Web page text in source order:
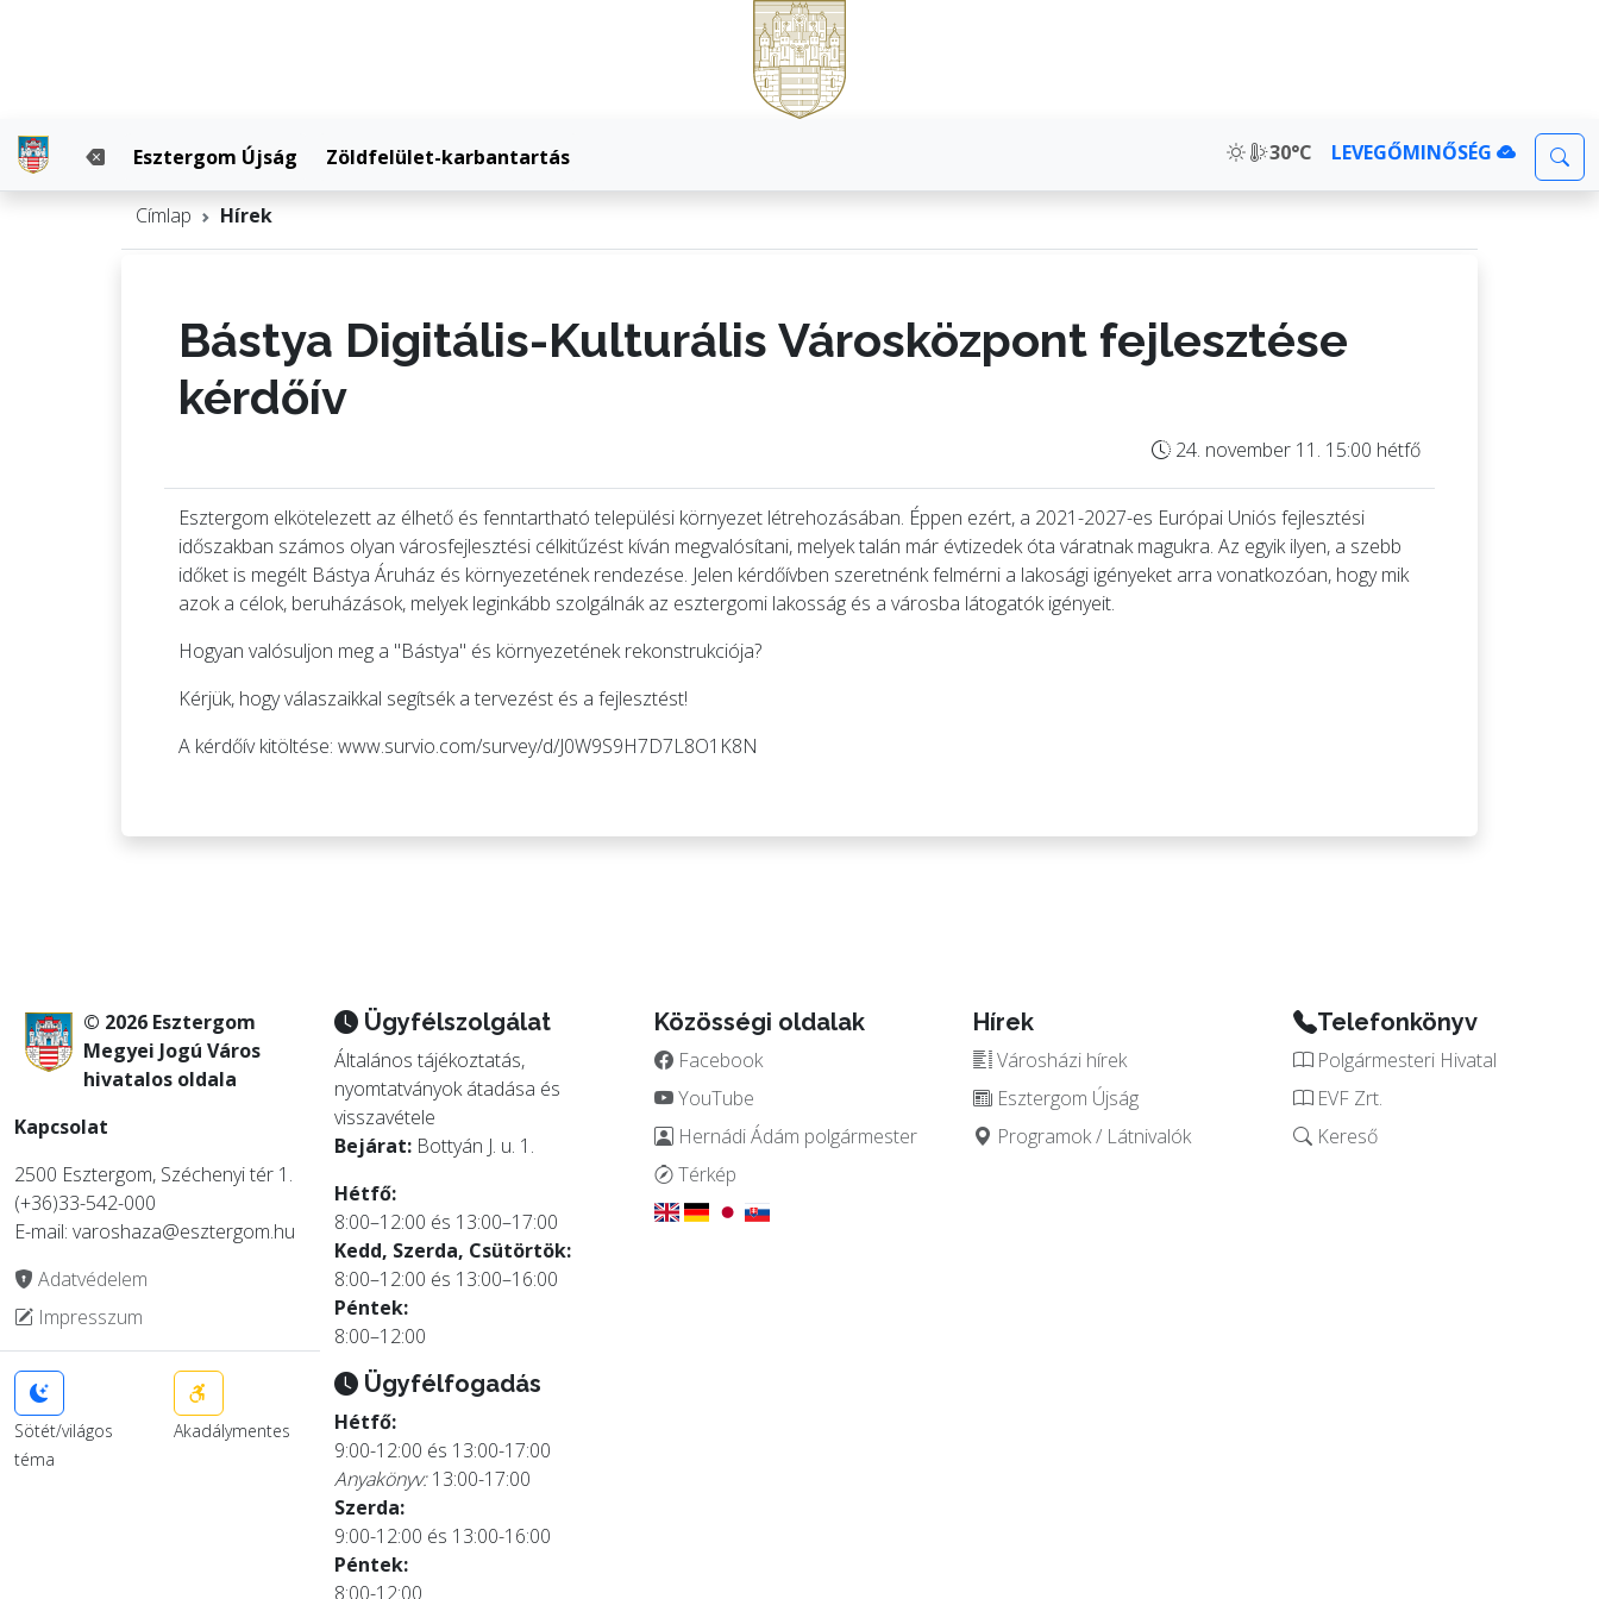
Esztergom Újság Zöldfelület-karbantartás 30°C LEVEGŐMINŐSÉG
Címlap Hírek
Bástya Digitális-Kulturális Városközpont fejlesztése
kérdőív
24. november 11. 15:00 hétfő
Esztergom elkötelezett az élhető és fenntartható települési környezet létrehozásában. Éppen ezért, a 2021-2027-es Európai Uniós fejlesztési
időszakban számos olyan városfejlesztési célkitűzést kíván megvalósítani, melyek talán már évtizedek óta váratnak magukra. Az egyik ilyen, a szebb
időket is megélt Bástya Áruház és környezetének rendezése. Jelen kérdőívben szeretnénk felmérni a lakosági igényeket arra vonatkozóan, hogy mik
azok a célok, beruházások, melyek leginkább szolgálnák az esztergomi lakosság és a városba látogatók igényeit.
Hogyan valósuljon meg a "Bástya" és környezetének rekonstrukciója?
Kérjük, hogy válaszaikkal segítsék a tervezést és a fejlesztést!
A kérdőív kitöltése: www.survio.com/survey/d/J0W9S9H7D7L8O1K8N
© 2026 Esztergom
Megyei Jogú Város
hivatalos oldala
Kapcsolat
2500 Esztergom, Széchenyi tér 1.
(+36)33-542-000
E-mail: varoshaza@esztergom.hu
Adatvédelem
Impresszum
Sötét/világos
téma
Akadálymentes
Ügyfélszolgálat
Általános tájékoztatás,
nyomtatványok átadása és
visszavétele
Bejárat:Bottyán J. u. 1.
Hétfő:
8:00–12:00 és 13:00–17:00
Kedd, Szerda, Csütörtök:
8:00–12:00 és 13:00–16:00
Péntek:
8:00–12:00
Ügyfélfogadás
Hétfő:
9:00-12:00 és 13:00-17:00
Anyakönyv:13:00-17:00
Szerda:
9:00-12:00 és 13:00-16:00
Péntek:
8:00-12:00
Közösségi oldalak
Facebook
YouTube
Hernádi Ádám polgármester
Térkép
Hírek
Városházi hírek
Esztergom Újság
Programok / Látnivalók
Telefonkönyv
Polgármesteri Hivatal
EVF Zrt.
Kereső